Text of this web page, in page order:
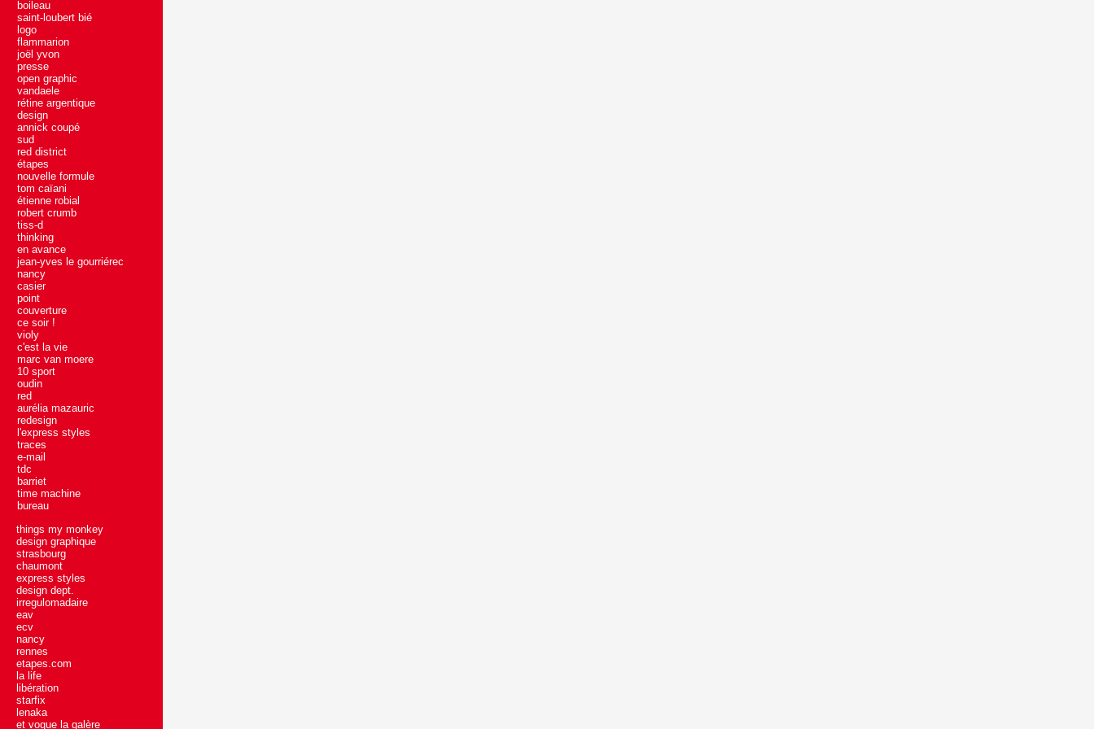
boileau
saint-loubert bié
logo
flammarion
joël yvon
presse
open graphic
vandaele
rétine argentique
design
annick coupé
sud
red district
étapes
nouvelle formule
tom caïani
étienne robial
robert crumb
tiss-d
thinking
en avance
jean-yves le gourriérec
nancy
casier
point
couverture
ce soir !
violy
c'est la vie
marc van moere
10 sport
oudin
red
aurélia mazauric
redesign
l'express styles
traces
e-mail
tdc
barriet
time machine
bureau
things my monkey
design graphique
strasbourg
chaumont
express styles
design dept.
irregulomadaire
eav
ecv
nancy
rennes
etapes.com
la life
libération
starfix
lenaka
et vogue la galère